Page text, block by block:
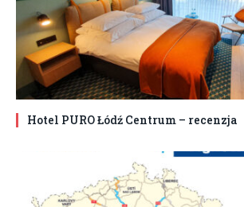
Hotel PURO Łódź Centrum – recenzja